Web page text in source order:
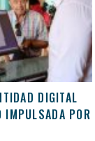
DIGITAL
IMPULSADA POR